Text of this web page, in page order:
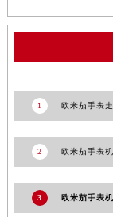
1 欧米茄手表
2 欧米茄手表
3 欧米茄手表